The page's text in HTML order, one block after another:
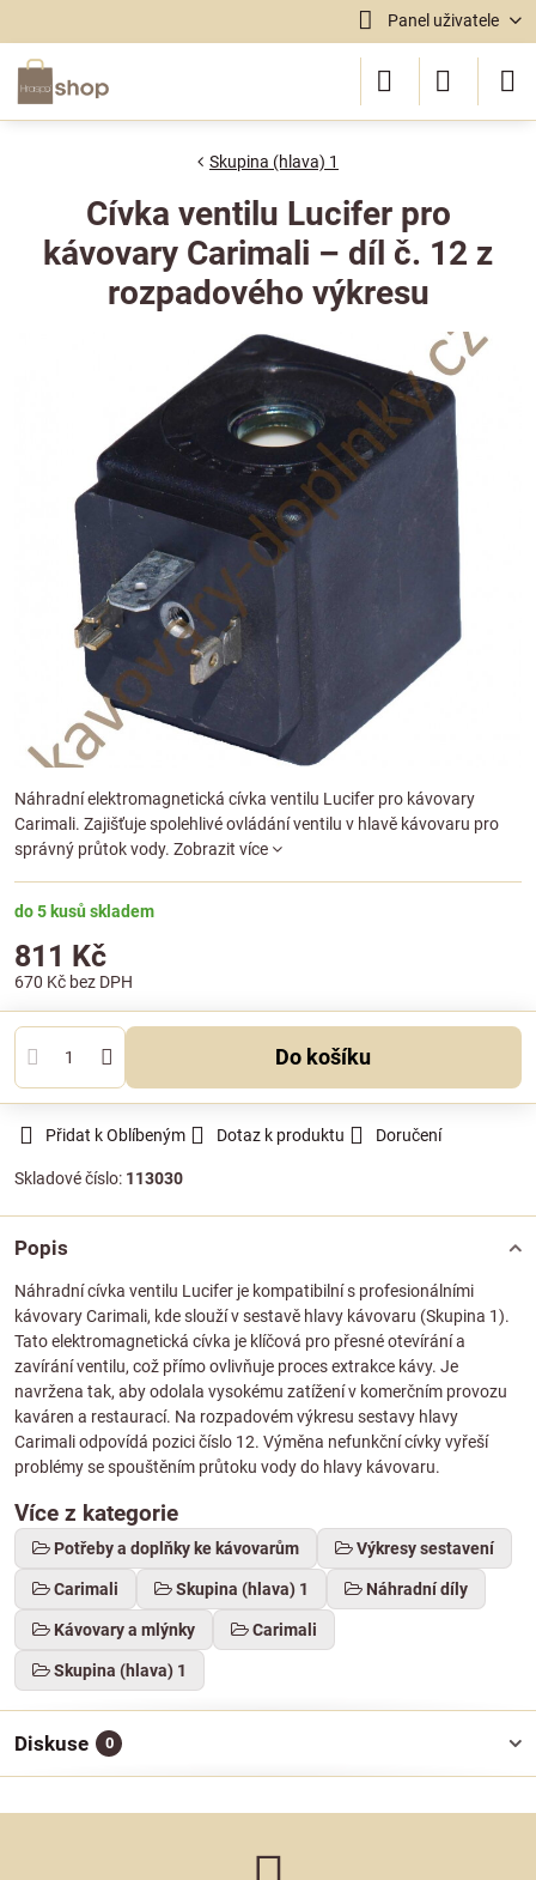
Panel uživatele
Skupina (hlava) 1
Cívka ventilu Lucifer pro
kávovary Carimali – díl č. 12 z
rozpadového výkresu
Náhradní elektromagnetická cívka ventilu Lucifer pro kávovary
Carimali. Zajišťuje spolehlivé ovládání ventilu v hlavě kávovaru pro
správný průtok vody. Zobrazit více
do 5 kusů skladem
811 Kč
670 Kč bez DPH
Do košíku
Přidat k Oblíbeným Dotaz k produktu Doručení
Skladové číslo: 113030
Popis
Náhradní cívka ventilu Lucifer je kompatibilní s profesionálními
kávovary Carimali, kde slouží v sestavě hlavy kávovaru (Skupina 1).
Tato elektromagnetická cívka je klíčová pro přesné otevírání a
zavírání ventilu, což přímo ovlivňuje proces extrakce kávy. Je
navržena tak, aby odolala vysokému zatížení v komerčním provozu
kaváren a restaurací. Na rozpadovém výkresu sestavy hlavy
Carimali odpovídá pozici číslo 12. Výměna nefunkční cívky vyřeší
problémy se spouštěním průtoku vody do hlavy kávovaru.
Více z kategorie
Potřeby a doplňky ke kávovarům Výkresy sestavení
Carimali Skupina (hlava) 1 Náhradní díly
Kávovary a mlýnky Carimali
Skupina (hlava) 1
Diskuse 0